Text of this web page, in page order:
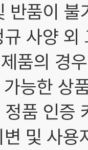
반품이 불
사양 외
품의 경
능한 상
정품 인증
및 사용